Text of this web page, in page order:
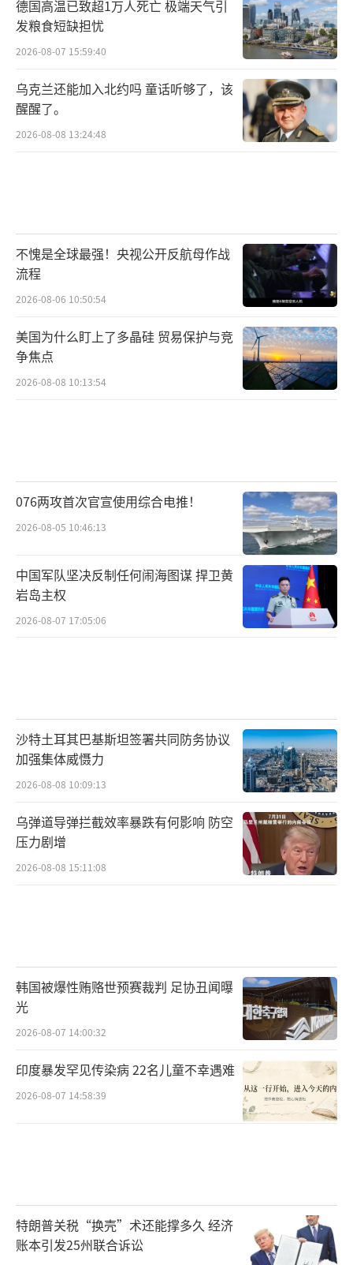
德国高温已致超1万人死亡 极端天气引
发粮食短缺担忧
2026-08-07 15:59:40
乌克兰还能加入北约吗 童话听够了，该
醒醒了。
2026-08-08 13:24:48
不愧是全球最强！央视公开反航母作战
流程
2026-08-06 10:50:54
美国为什么盯上了多晶硅 贸易保护与竞
争焦点
2026-08-08 10:13:54
076两攻首次官宣使用综合电推！
2026-08-05 10:46:13
中国军队坚决反制任何闹海图谋 捍卫黄
岩岛主权
2026-08-07 17:05:06
沙特土耳其巴基斯坦签署共同防务协议
加强集体威慑力
2026-08-08 10:09:13
乌弹道导弹拦截效率暴跌有何影响 防空
压力剧增
2026-08-08 15:11:08
韩国被爆性贿赂世预赛裁判 足协丑闻曝
光
2026-08-07 14:00:32
印度暴发罕见传染病 22名儿童不幸遇难
2026-08-07 14:58:39
特朗普关税“换壳”术还能撑多久 经济
账本引发25州联合诉讼